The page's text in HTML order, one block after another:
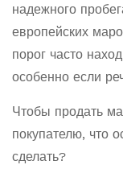
надежного
европейских
порог часто
особенно если
Чтобы продать
покупателю, что
сделать?